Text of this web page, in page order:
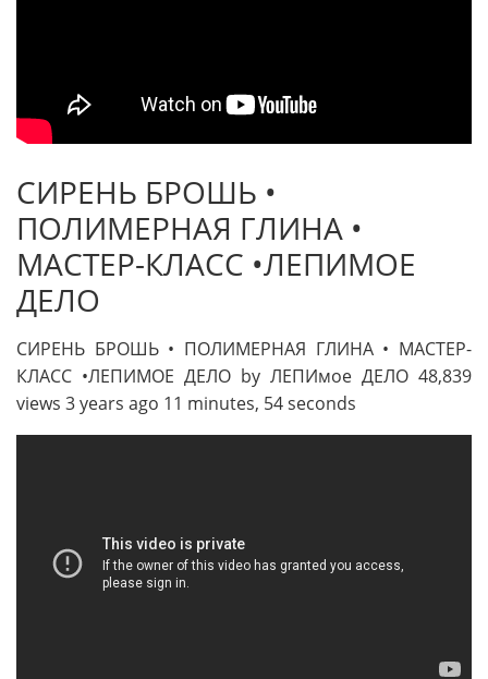
СИРЕНЬ БРОШЬ •
ПОЛИМЕРНАЯ ГЛИНА •
МАСТЕР-КЛАСС •ЛЕПИМОЕ
ДЕЛО
СИРЕНЬ БРОШЬ • ПОЛИМЕРНАЯ ГЛИНА • МАСТЕР-
КЛАСС •ЛЕПИМОЕ ДЕЛО by ЛЕПИмое ДЕЛО 48,839
views 3 years ago 11 minutes, 54 seconds